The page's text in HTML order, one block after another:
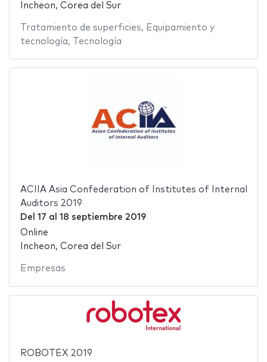
Incheon, Corea del Sur
Tratamiento de superficies, Equipamiento y
tecnología, Tecnología
ACIIA Asia Confederation of Institutes of Internal
Auditors 2019
Del 17 al 18 septiembre 2019
Online
Incheon, Corea del Sur
Empresas
ROBOTEX 2019